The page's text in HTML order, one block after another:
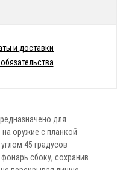
для
оружие с планкой
45 градусов
сбоку, сохранив
и доставки